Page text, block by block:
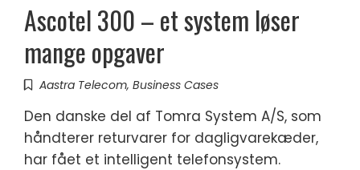
Ascotel 300 – et system løser
mange opgaver
Aastra Telecom, Business Cases
Den danske del af Tomra System A/S, som
håndterer returvarer for dagligvarekæder,
har fået et intelligent telefonsystem.